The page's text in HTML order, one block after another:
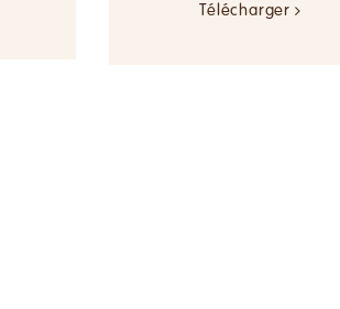
Télécharger